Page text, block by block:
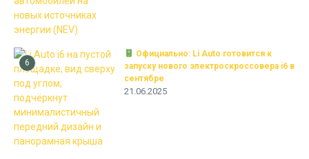
6
Официально: Li Auto готовится к
запуску нового электроскроссовера i6 в
сентябре
21.06.2025